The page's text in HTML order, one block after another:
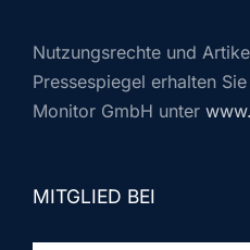
Nutzungsrechte und
Pressespiegel erhalten
Monitor GmbH unter
MITGLIED BEI